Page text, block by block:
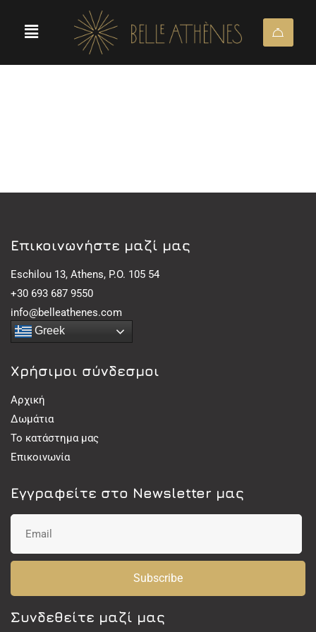
Eπικοινωνήστε μαζί μας
Eschilou 13, Athens, P.O. 105 54
+30 693 687 9550
info@belleathenes.com
Greek
Χρήσιμοι σύνδεσμοι
Αρχική
Δωμάτια
Το κατάστημα μας
Επικοινωνία
Εγγραφείτε στο Newsletter μας
Subscribe
Συνδεθείτε μαζί μας